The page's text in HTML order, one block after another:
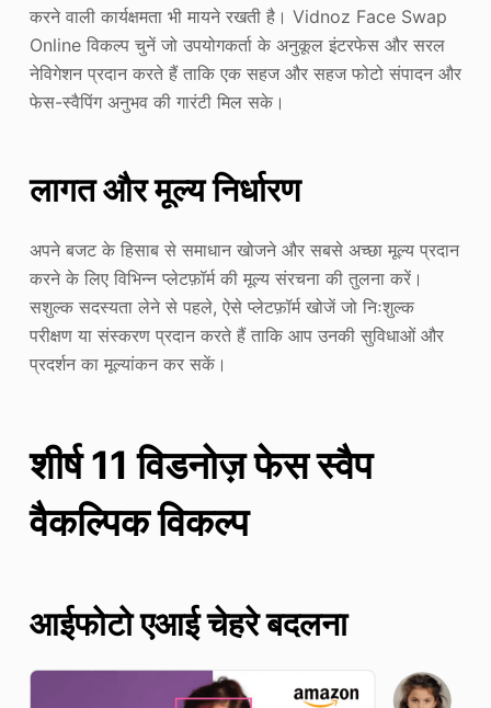
करने वाली कार्यक्षमता भी मायने रखती है। Vidnoz Face Swap
Online विकल्प चुनें जो उपयोगकर्ता के अनुकूल इंटरफेस और सरल
नेविगेशन प्रदान करते हैं ताकि एक सहज और सहज फोटो संपादन और
फेस-स्वैपिंग अनुभव की गारंटी मिल सके।
लागत और मूल्य निर्धारण
अपने बजट के हिसाब से समाधान खोजने और सबसे अच्छा मूल्य प्रदान
करने के लिए विभिन्न प्लेटफ़ॉर्म की मूल्य संरचना की तुलना करें।
सशुल्क सदस्यता लेने से पहले, ऐसे प्लेटफ़ॉर्म खोजें जो निःशुल्क
परीक्षण या संस्करण प्रदान करते हैं ताकि आप उनकी सुविधाओं और
प्रदर्शन का मूल्यांकन कर सकें।
शीर्ष 11 विडनोज़ फेस स्वैप
वैकल्पिक विकल्प
आईफोटो एआईचेहरे बदलना